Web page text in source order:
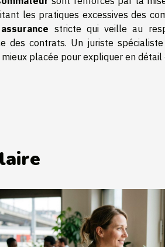
les pratiques excessives des
stricte qui veille au
des contrats. Un juriste
placée pour expliquer en